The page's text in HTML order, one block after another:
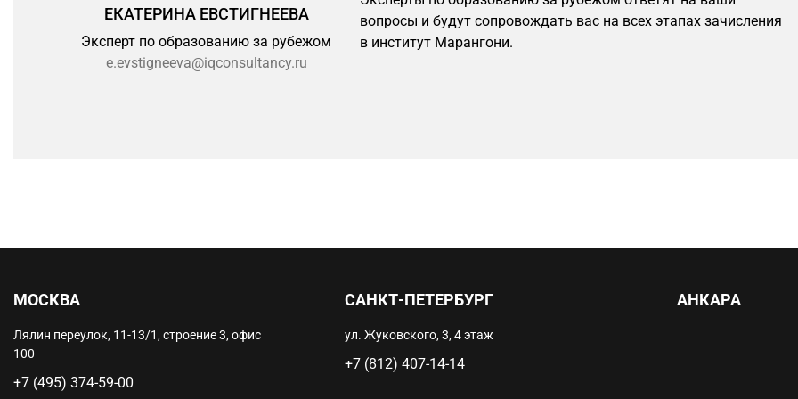
ЕКАТЕРИНА ЕВСТИГНЕЕВА
Эксперт по образованию за рубежом
e.evstigneeva@iqconsultancy.ru
вопросы и будут сопровождать вас на всех этапах зачисления
в институт Марангони.
МОСКВА
Лялин переулок, 11-13/1, строение 3, офис
100
+7 (495) 374-59-00
САНКТ-ПЕТЕРБУРГ
ул. Жуковского, 3, 4 этаж
+7 (812) 407-14-14
АНКАРА